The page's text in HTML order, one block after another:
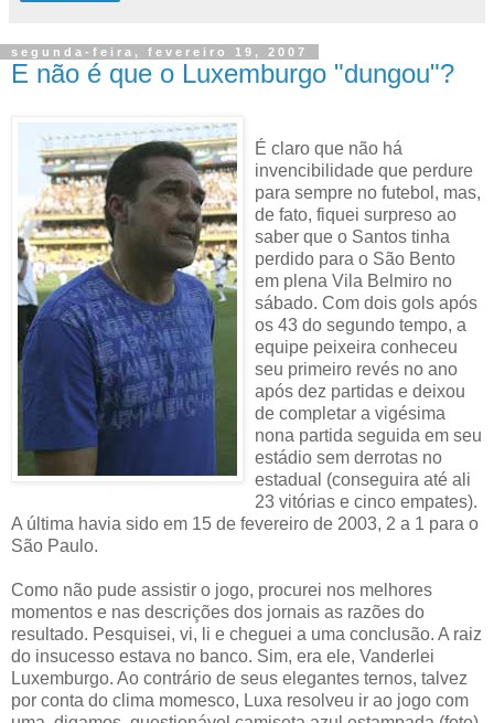
segunda-feira, fevereiro 19, 2007
E não é que o Luxemburgo "dungou"?
É claro que não há
invencibilidade que perdure
para sempre no futebol, mas,
de fato, fiquei surpreso ao
saber que o Santos tinha
perdido para o São Bento
em plena Vila Belmiro no
sábado. Com dois gols após
os 43 do segundo tempo, a
equipe peixeira conheceu
seu primeiro revés no ano
após dez partidas e deixou
de completar a vigésima
nona partida seguida em seu
estádio sem derrotas no
estadual (conseguira até ali
23 vitórias e cinco empates).
A última havia sido em 15 de fevereiro de 2003, 2 a 1 para o
São Paulo.
Como não pude assistir o jogo, procurei nos melhores
momentos e nas descrições dos jornais as razões do
resultado. Pesquisei, vi, li e cheguei a uma conclusão. A raiz
do insucesso estava no banco. Sim, era ele, Vanderlei
Luxemburgo. Ao contrário de seus elegantes ternos, talvez
por conta do clima momesco, Luxa resolveu ir ao jogo com